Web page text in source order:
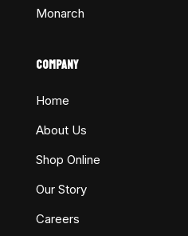
Monarch
COMPANY
Home
About Us
Shop Online
Our Story
Careers